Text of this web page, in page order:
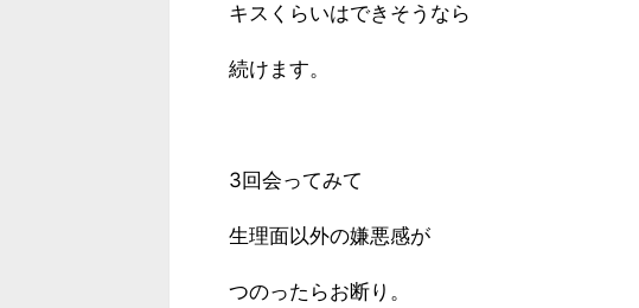
キスくらいはできそうなら
続けます。
3回会ってみて
生理面以外の嫌悪感が
つのったらお断り。